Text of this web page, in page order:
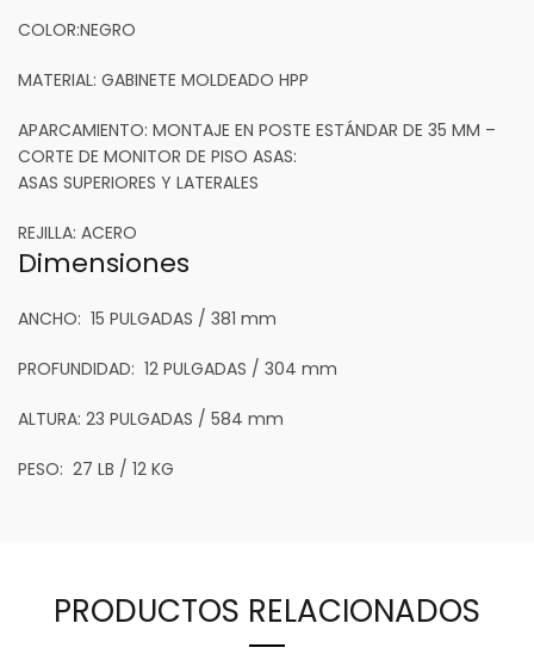
COLOR:NEGRO
MATERIAL: GABINETE MOLDEADO HPP
APARCAMIENTO: MONTAJE EN POSTE ESTÁNDAR DE 35 MM –
CORTE DE MONITOR DE PISO ASAS:
ASAS SUPERIORES Y LATERALES
REJILLA: ACERO
Dimensiones
ANCHO: 15 PULGADAS / 381 mm
PROFUNDIDAD: 12 PULGADAS / 304 mm
ALTURA: 23 PULGADAS / 584 mm
PESO: 27 LB / 12 KG
PRODUCTOS RELACIONADOS